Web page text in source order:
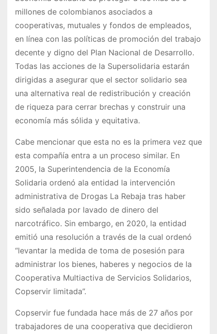
millones de colombianos asociados a
cooperativas, mutuales y fondos de empleados,
en línea con las políticas de promoción del trabajo
decente y digno del Plan Nacional de Desarrollo.
Todas las acciones de la Supersolidaria estarán
dirigidas a asegurar que el sector solidario sea
una alternativa real de redistribución y creación
de riqueza para cerrar brechas y construir una
economía más sólida y equitativa.
Cabe mencionar que esta no es la primera vez que
esta compañía entra a un proceso similar. En
2005, la Superintendencia de la Economía
Solidaria ordenó ala entidad la intervención
administrativa de Drogas La Rebaja tras haber
sido señalada por lavado de dinero del
narcotráfico. Sin embargo, en 2020, la entidad
emitió una resolución a través de la cual ordenó
“levantar la medida de toma de posesión para
administrar los bienes, haberes y negocios de la
Cooperativa Multiactiva de Servicios Solidarios,
Copservir limitada”.
Copservir fue fundada hace más de 27 años por
trabajadores de una cooperativa que decidieron